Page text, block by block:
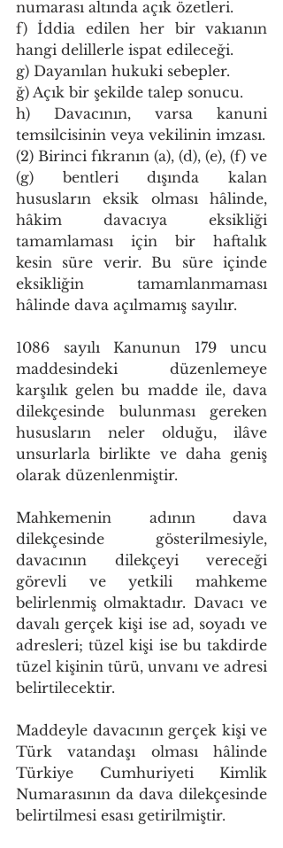
numarası altında açık özetleri.
f) İddia edilen her bir vakıanın
hangi delillerle ispat edileceği.
g) Dayanılan hukuki sebepler.
ğ) Açık bir şekilde talep sonucu.
h) Davacının, varsa kanuni
temsilcisinin veya vekilinin imzası.
(2) Birinci fıkranın (a), (d), (e), (f) ve
(g) bentleri dışında kalan
hususların eksik olması hâlinde,
hâkim davacıya eksikliği
tamamlaması için bir haftalık
kesin süre verir. Bu süre içinde
eksikliğin tamamlanmaması
hâlinde dava açılmamış sayılır.
1086 sayılı Kanunun 179 uncu
maddesindeki düzenlemeye
karşılık gelen bu madde ile, dava
dilekçesinde bulunması gereken
hususların neler olduğu, ilâve
unsurlarla birlikte ve daha geniş
olarak düzenlenmiştir.
Mahkemenin adının dava
dilekçesinde gösterilmesiyle,
davacının dilekçeyi vereceği
görevli ve yetkili mahkeme
belirlenmiş olmaktadır. Davacı ve
davalı gerçek kişi ise ad, soyadı ve
adresleri; tüzel kişi ise bu takdirde
tüzel kişinin türü, unvanı ve adresi
belirtilecektir.
Maddeyle davacının gerçek kişi ve
Türk vatandaşı olması hâlinde
Türkiye Cumhuriyeti Kimlik
Numarasının da dava dilekçesinde
belirtilmesi esası getirilmiştir.